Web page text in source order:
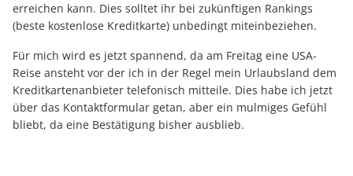
erreichen kann. Dies solltet ihr bei zukünftigen Rankings
(beste kostenlose Kreditkarte) unbedingt miteinbeziehen.
Für mich wird es jetzt spannend, da am Freitag eine USA-
Reise ansteht vor der ich in der Regel mein Urlaubsland dem
Kreditkartenanbieter telefonisch mitteile. Dies habe ich jetzt
über das Kontaktformular getan, aber ein mulmiges Gefühl
bliebt, da eine Bestätigung bisher ausblieb.